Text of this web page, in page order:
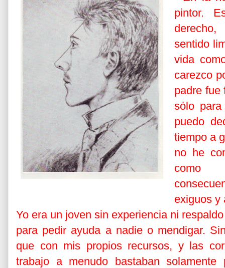
pintor.
sentido
vida
carezco
padre fue
sólo
puedo
tiempo a
no he
como
exiguos y
Yo era un joven sin experiencia ni
para pedir ayuda a nadie o mendigar.
que con mis propios recursos, y las
trabajo a menudo bastaban